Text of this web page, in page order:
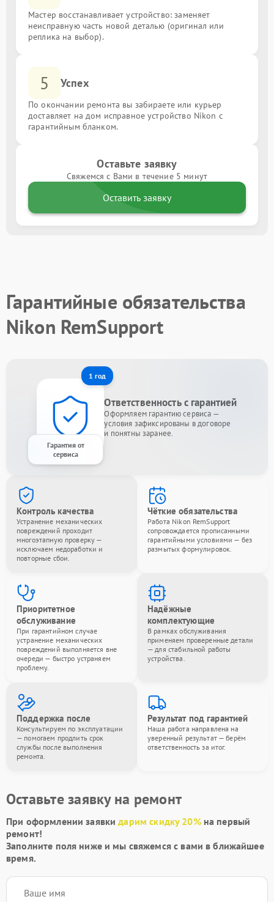
Мастер восстанавливает устройство: заменяет
неисправную часть новой деталью (оригинал или
реплика на выбор).
5 Успех
По окончании ремонта вы забираете или курьер
доставляет на дом исправное устройство Nikon с
гарантийным бланком.
Оставьте заявку
Свяжемся с Вами в течение 5 минут
Оставить заявку
Гарантийные обязательства
Nikon RemSupport
1 год
Гарантия от
сервиса
Ответственность с гарантией
Оформляем гарантию сервиса —
условия зафиксированы в договоре
и понятны заранее.
Контроль качества
Устранение механических
повреждений проходит
многоэтапную проверку —
исключаем недоработки и
повторные сбои.
Чёткие обязательства
Работа Nikon RemSupport
сопровождается прописанными
гарантийными условиями — без
размытых формулировок.
Приоритетное
обслуживание
При гарантийном случае
устранение механических
повреждений выполняется вне
очереди — быстро устраняем
проблему.
Надёжные
комплектующие
В рамках обслуживания
применяем проверенные детали
— для стабильной работы
устройства.
Поддержка после
Консультируем по эксплуатации
— помогаем продлить срок
службы после выполнения
ремонта.
Результат под гарантией
Наша работа направлена на
уверенный результат — берём
ответственность за итог.
Оставьте заявку на ремонт
При оформлении заявкидарим скидку 20%на первый
ремонт!
Заполните поля ниже и мы свяжемся с вами в ближайшее
время.